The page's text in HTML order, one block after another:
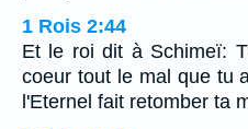
1 Rois 2:44
Et le roi dit à Schimeï:
coeur tout le mal que tu
l'Eternel fait retomber ta